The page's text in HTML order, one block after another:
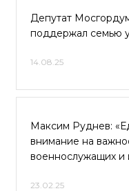
Депутат
поддержал семью
14.08.25
Максим Руднев:
внимание на
военнослужащих и
23.02.25